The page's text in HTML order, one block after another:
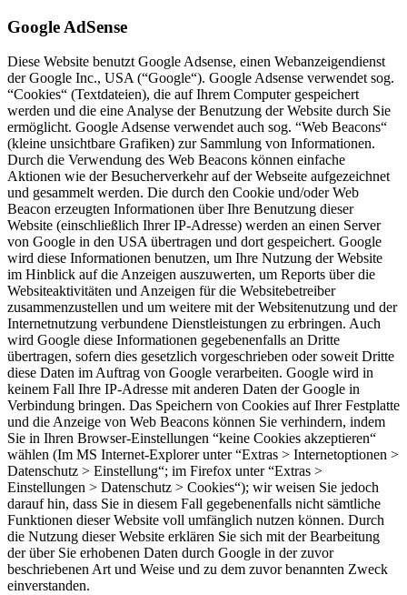
Google AdSense
Diese Website benutzt Google Adsense, einen Webanzeigendienst
der Google Inc., USA (“Google“). Google Adsense verwendet sog.
“Cookies“ (Textdateien), die auf Ihrem Computer gespeichert
werden und die eine Analyse der Benutzung der Website durch Sie
ermöglicht. Google Adsense verwendet auch sog. “Web Beacons“
(kleine unsichtbare Grafiken) zur Sammlung von Informationen.
Durch die Verwendung des Web Beacons können einfache
Aktionen wie der Besucherverkehr auf der Webseite aufgezeichnet
und gesammelt werden. Die durch den Cookie und/oder Web
Beacon erzeugten Informationen über Ihre Benutzung dieser
Website (einschließlich Ihrer IP-Adresse) werden an einen Server
von Google in den USA übertragen und dort gespeichert. Google
wird diese Informationen benutzen, um Ihre Nutzung der Website
im Hinblick auf die Anzeigen auszuwerten, um Reports über die
Websiteaktivitäten und Anzeigen für die Websitebetreiber
zusammenzustellen und um weitere mit der Websitenutzung und der
Internetnutzung verbundene Dienstleistungen zu erbringen. Auch
wird Google diese Informationen gegebenenfalls an Dritte
übertragen, sofern dies gesetzlich vorgeschrieben oder soweit Dritte
diese Daten im Auftrag von Google verarbeiten. Google wird in
keinem Fall Ihre IP-Adresse mit anderen Daten der Google in
Verbindung bringen. Das Speichern von Cookies auf Ihrer Festplatte
und die Anzeige von Web Beacons können Sie verhindern, indem
Sie in Ihren Browser-Einstellungen “keine Cookies akzeptieren“
wählen (Im MS Internet-Explorer unter “Extras > Internetoptionen >
Datenschutz > Einstellung“; im Firefox unter “Extras >
Einstellungen > Datenschutz > Cookies“); wir weisen Sie jedoch
darauf hin, dass Sie in diesem Fall gegebenenfalls nicht sämtliche
Funktionen dieser Website voll umfänglich nutzen können. Durch
die Nutzung dieser Website erklären Sie sich mit der Bearbeitung
der über Sie erhobenen Daten durch Google in der zuvor
beschriebenen Art und Weise und zu dem zuvor benannten Zweck
einverstanden.